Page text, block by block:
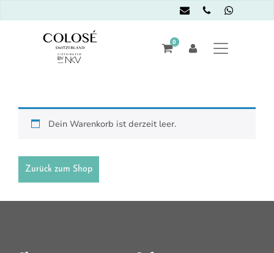
0
Dein Warenkorb ist derzeit leer.
Zurück zum Shop